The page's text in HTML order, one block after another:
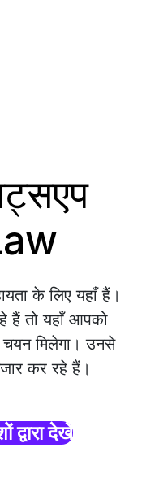
के लिए यहाँ हैं।
हैं तो यहाँ आपको
चयन मिलेगा। उनसे
कर रहे हैं।
द्वारा देखें